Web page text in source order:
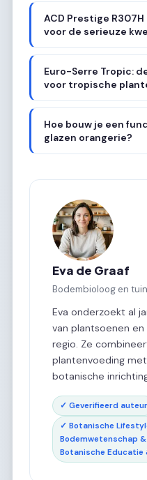
ACD Prestige
voor de serieuze
Euro-Serre Tropic:
voor tropische
Hoe bouw je een
glazen orangerie?
Eva de Graaf
Bodembioloog en
Eva onderzoekt al
van plantsoenen
regio. Ze
plantenvoeding
botanische
✓ Geverifieerd auteur
✓ Botanische
Bodemwetenschap
Botanische Educatie